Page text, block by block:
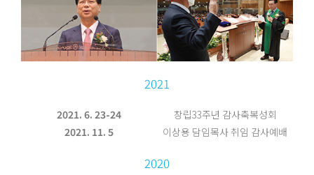
2021
2021. 6. 23-24
창립33주년 감사축복성회
2021. 11. 5
이상용 담임목사 취임 감사예배
2020